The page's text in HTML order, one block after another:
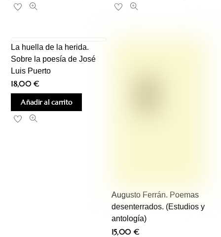
La huella de la herida.
Sobre la poesía de José
Luis Puerto
18,00€
Añadir al carrito
Augusto Ferrán. Poemas
desenterrados. (Estudios y
antología)
15,00 €